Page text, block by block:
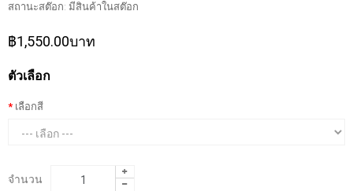
สถานะสต๊อก: มีสินค้าในสต๊อก
฿1,550.00บาท
ตัวเลือก
เลือกสี
จำนวน